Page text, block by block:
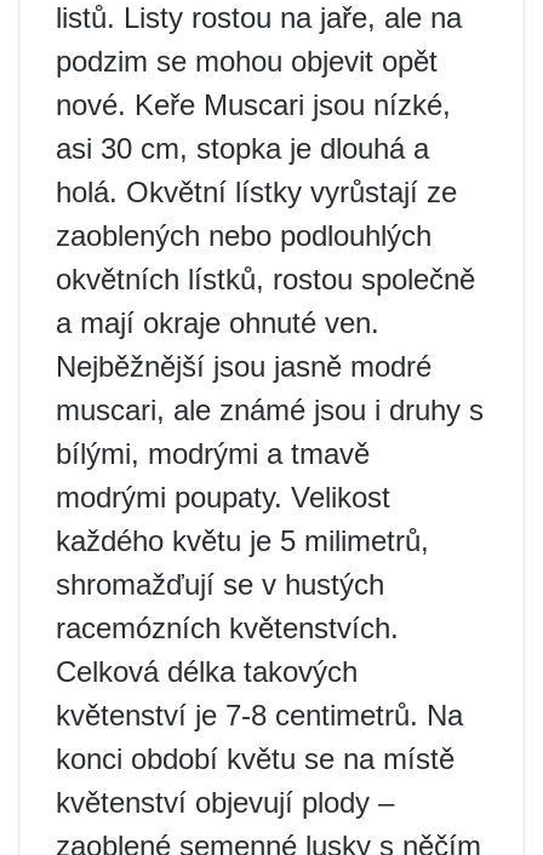
listů. Listy rostou na jaře, ale na
podzim se mohou objevit opět
nové. Keře Muscari jsou nízké,
asi 30 cm, stopka je dlouhá a
holá. Okvětní lístky vyrůstají ze
zaoblených nebo podlouhlých
okvětních lístků, rostou společně
a mají okraje ohnuté ven.
Nejběžnější jsou jasně modré
muscari, ale známé jsou i druhy s
bílými, modrými a tmavě
modrými poupaty. Velikost
každého květu je 5 milimetrů,
shromažďují se v hustých
racemózních květenstvích.
Celková délka takových
květenství je 7-8 centimetrů. Na
konci období květu se na místě
květenství objevují plody –
zaoblené semenné lusky s něčím